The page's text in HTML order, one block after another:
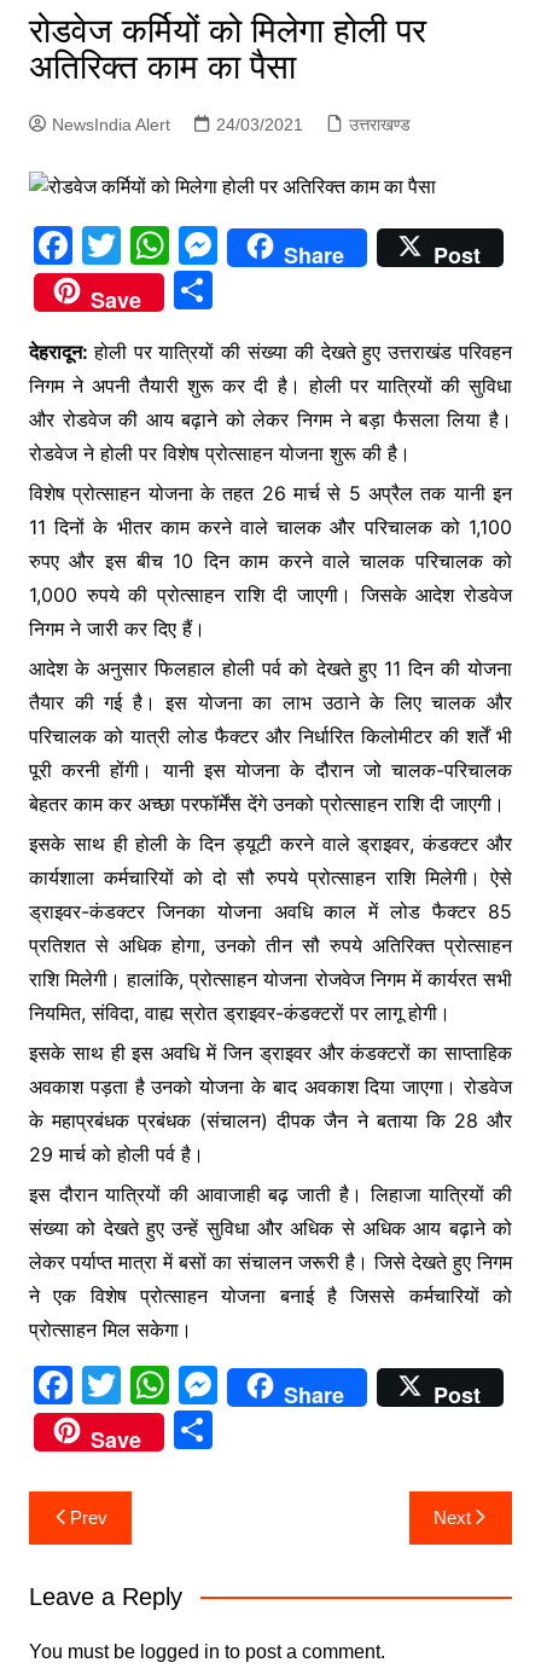
रोडवेज कर्मियों को मिलेगा होली पर
अतिरिक्त काम का पैसा
NewsIndia Alert 24/03/2021 उत्तराखण्ड
F
a
c
e
b
o
o
k
T
w
itt
er
W
h
at
s
A
p
p
M
e
s
e
n
g
er
Share
Post
Save
S
ar
e
देहरादून:होली पर यात्रियों की संख्या की देखते हुए उत्तराखंड परिवहन
निगम ने अपनी तैयारी शुरू कर दी है। होली पर यात्रियों की सुविधा
और रोडवेज की आय बढ़ाने को लेकर निगम ने बड़ा फैसला लिया है।
रोडवेज ने होली पर विशेष प्रोत्साहन योजना शुरू की है।
विशेष प्रोत्साहन योजना के तहत 26 मार्च से 5 अप्रैल तक यानी इन
11 दिनों के भीतर काम करने वाले चालक और परिचालक को 1,100
रुपए और इस बीच 10 दिन काम करने वाले चालक परिचालक को
1,000 रुपये की प्रोत्साहन राशि दी जाएगी। जिसके आदेश रोडवेज
निगम ने जारी कर दिए हैं।
आदेश के अनुसार फिलहाल होली पर्व को देखते हुए 11 दिन की योजना
तैयार की गई है। इस योजना का लाभ उठाने के लिए चालक और
परिचालक को यात्री लोड फैक्टर और निर्धारित किलोमीटर की शर्तें भी
पूरी करनी होंगी। यानी इस योजना के दौरान जो चालक-परिचालक
बेहतर काम कर अच्छा परफॉर्मेंस देंगे उनको प्रोत्साहन राशि दी जाएगी।
इसके साथ ही होली के दिन ड्यूटी करने वाले ड्राइवर, कंडक्टर और
कार्यशाला कर्मचारियों को दो सौ रुपये प्रोत्साहन राशि मिलेगी। ऐसे
ड्राइवर-कंडक्टर जिनका योजना अवधि काल में लोड फैक्टर 85
प्रतिशत से अधिक होगा, उनको तीन सौ रुपये अतिरिक्त प्रोत्साहन
राशि मिलेगी। हालांकि, प्रोत्साहन योजना रोजवेज निगम में कार्यरत सभी
नियमित, संविदा, वाह्य स्रोत ड्राइवर-कंडक्टरों पर लागू होगी।
इसके साथ ही इस अवधि में जिन ड्राइवर और कंडक्टरों का साप्ताहिक
अवकाश पड़ता है उनको योजना के बाद अवकाश दिया जाएगा। रोडवेज
के महाप्रबंधक प्रबंधक (संचालन) दीपक जैन ने बताया कि 28 और
29 मार्च को होली पर्व है।
इस दौरान यात्रियों की आवाजाही बढ़ जाती है। लिहाजा यात्रियों की
संख्या को देखते हुए उन्हें सुविधा और अधिक से अधिक आय बढ़ाने को
लेकर पर्याप्त मात्रा में बसों का संचालन जरूरी है। जिसे देखते हुए निगम
ने एक विशेष प्रोत्साहन योजना बनाई है जिससे कर्मचारियों को
प्रोत्साहन मिल सकेगा।
F
a
c
e
b
o
k
T
w
itt
er
W
h
at
p
p
M
e
er
Share
Post
Save
S
Post
navigation
Prev Next
Leave a Reply
You must be logged in to post a comment.